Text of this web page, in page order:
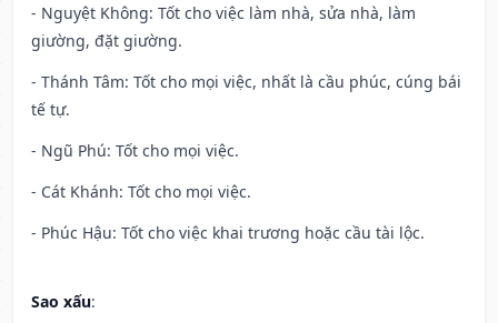
- Nguyệt Không: Tốt cho việc làm nhà, sửa nhà, làm
giường, đặt giường.
- Thánh Tâm: Tốt cho mọi việc, nhất là cầu phúc, cúng bái
tế tự.
- Ngũ Phú: Tốt cho mọi việc.
- Cát Khánh: Tốt cho mọi việc.
- Phúc Hậu: Tốt cho việc khai trương hoặc cầu tài lộc.
Sao xấu: